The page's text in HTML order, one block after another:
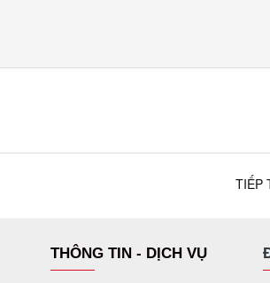
TIẾP
THÔNG TIN - DỊCH VỤ